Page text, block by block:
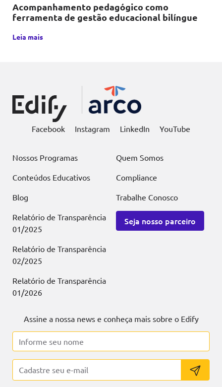
Acompanhamento pedagógico como
ferramenta de gestão educacional bilíngue
Leia mais
Facebook Instagram LinkedIn YouTube
Nossos Programas
Conteúdos Educativos
Blog
Relatório de Transparência
01/2025
Relatório de Transparência
02/2025
Relatório de Transparência
01/2026
Quem Somos
Compliance
Trabalhe Conosco
Seja nosso parceiro
Assine a nossa news e conheça mais sobre o Edify